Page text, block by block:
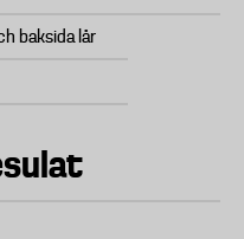
baksida lår